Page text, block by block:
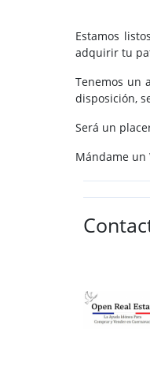
Estamos
adquirir tu
Tenemos un
disposición,
Será un
Mándame un